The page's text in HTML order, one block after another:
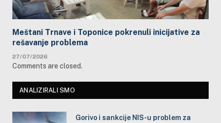
Meštani Trnave i Toponice pokrenuli inicijative za
rešavanje problema
27/07/2026
Comments are closed.
ANALIZIRALI SMO
Gorivo i sankcije NIS-u problem za